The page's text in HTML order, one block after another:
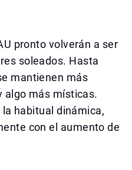
pronto volverán a ser
soleados. Hasta
mantienen más
algo más místicas.
habitual dinámica,
con el aumento de